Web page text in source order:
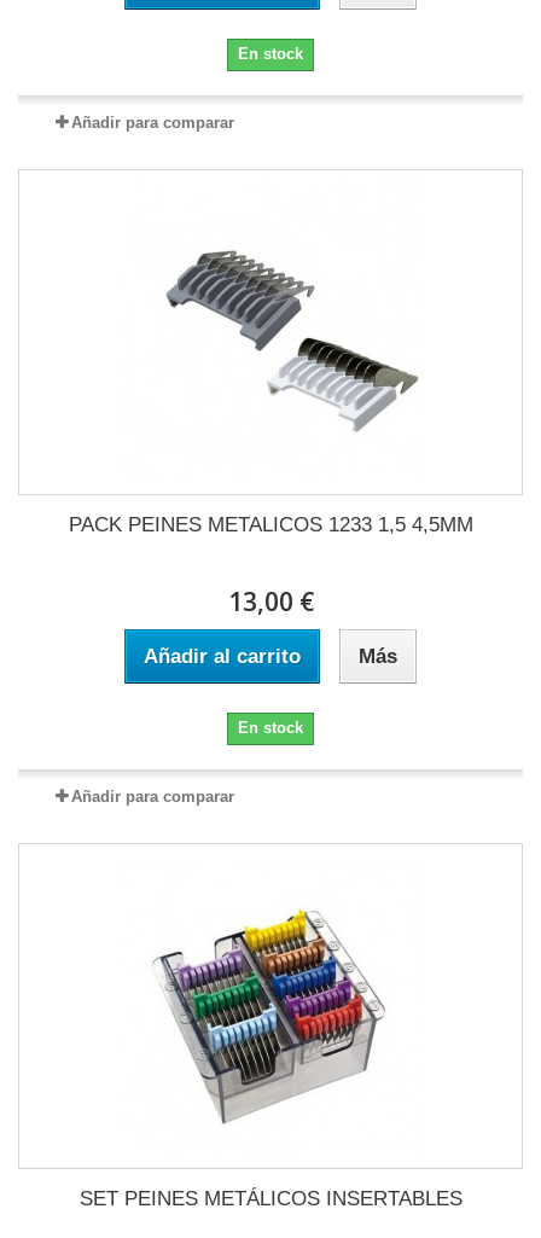
En stock
Añadir para comparar
PACK PEINES METALICOS 1233 1,5 4,5MM
13,00 €
Añadir al carrito Más
En stock
Añadir para comparar
SET PEINES METÁLICOS INSERTABLES